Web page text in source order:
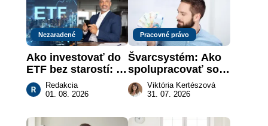
Nezaradené
Ako investovať do
ETF bez starostí:
Investičné plány,
ktoré urobia prácu
Redakcia
01. 08. 2026
Pracovné právo
Švarcsystém: Ako
spolupracovať so
živnostníkom
legálne a bez
Viktória Kertészová
31. 07. 2026